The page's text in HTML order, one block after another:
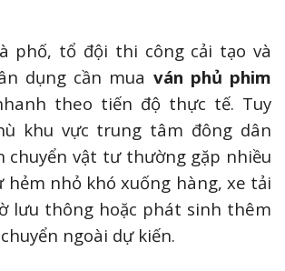
phố, tổ đội thi công cải tạo và
dụng cần mua ván phủ phim
theo tiến độ thực tế. Tuy
khu vực trung tâm đông dân
chuyển vật tư thường gặp nhiều
hẻm nhỏ khó xuống hàng, xe tải
lưu thông hoặc phát sinh thêm
ngoài dự kiến.